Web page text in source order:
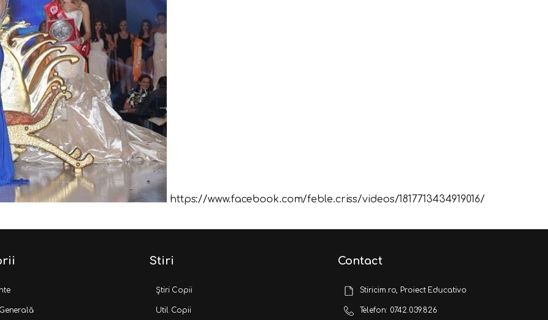
https://www.facebook.com/feble.criss/videos/1817713434919016/
Stiri
Știri Copii
Util Copii
Contact
Stiricim.ro, Proiect Educativo
Telefon: 0742.039.826